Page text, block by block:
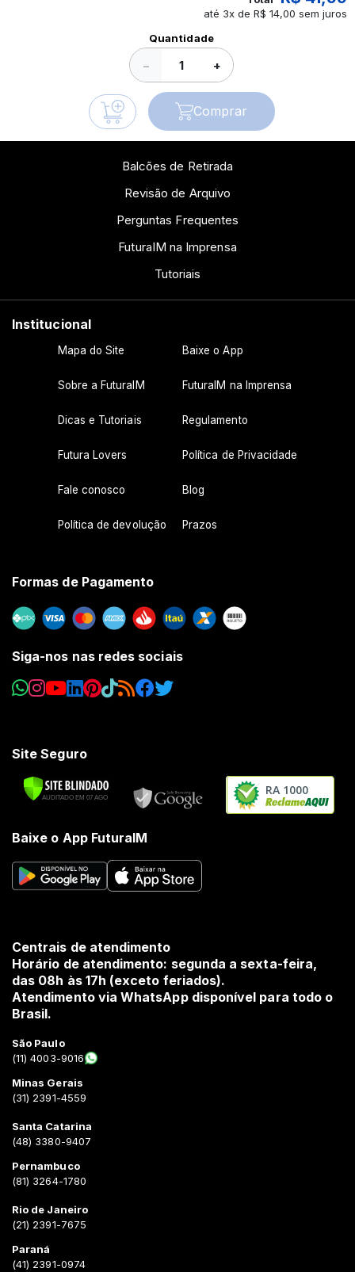
até 3x de R$ 14,00 sem juros
Quantidade
− +
Comprar
Balcões de Retirada
Revisão de Arquivo
Perguntas Frequentes
FuturaIM na Imprensa
Tutoriais
Institucional
Mapa do Site Baixe o App
Sobre a FuturaIM FuturaIM na Imprensa
Dicas e Tutoriais Regulamento
Futura Lovers Política de Privacidade
Fale conosco Blog
Política de devolução Prazos
Formas de Pagamento
Siga-nos nas redes sociais
Site Seguro
RA 1000
Baixe o App FuturaIM
Centrais de atendimento
Horário de atendimento: segunda a sexta-feira,
das 08h às 17h (exceto feriados).
Atendimento via WhatsApp disponível para todo o
Brasil.
São Paulo
(11) 4003-9016
Minas Gerais
(31) 2391-4559
Santa Catarina
(48) 3380-9407
Pernambuco
(81) 3264-1780
Rio de Janeiro
(21) 2391-7675
Paraná
(41) 2391-0974